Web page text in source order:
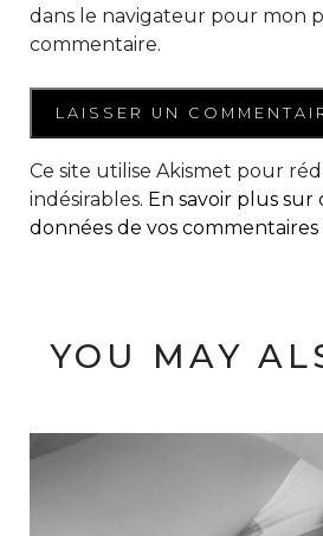
dans le navigateur pour mon
commentaire.
Ce site utilise Akismet pour
indésirables. En savoir plus
données de vos
YOU MAY